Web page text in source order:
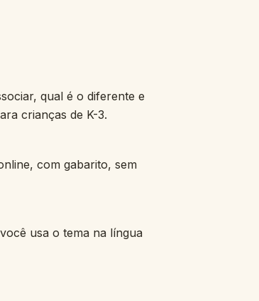
qual é o diferente e
crianças de K-3.
com gabarito, sem
usa o tema na língua